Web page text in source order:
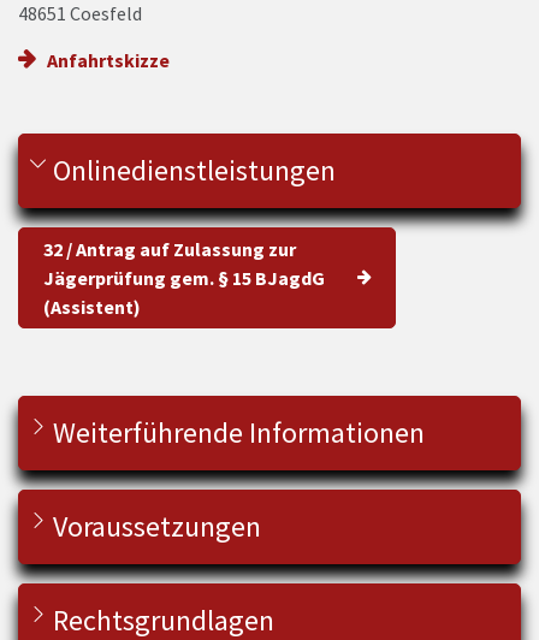
48651 Coesfeld
Anfahrtskizze
Onlinedienstleistungen
32 / Antrag auf Zulassung zur
Jägerprüfung gem. § 15 BJagdG
(Assistent)
Weiterführende Informationen
Voraussetzungen
Rechtsgrundlagen